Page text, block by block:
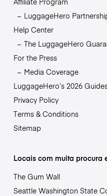
LuggageHero
Help Center
The LuggageHero
For the Press
Media Coverage
LuggageHero’s 2026
Privacy Policy
Terms & Conditions
Sitemap
Locais com muita procura
The Gum Wall
Seattle Washington State